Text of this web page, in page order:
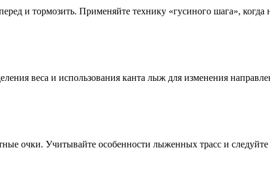
и тормозить. Применяйте технику «гусиного шага»,
веса и использования канта лыж для изменения
очки. Учитывайте особенности лыженных трасс и